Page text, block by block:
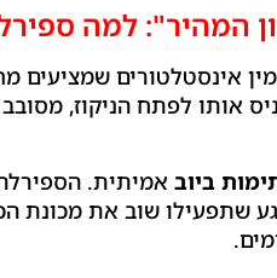
המהיר": למה
אינסטלטורים שמציעים
אותו לפתח הניקוז,
ביוב אמיתית.
שתפעילו שוב את